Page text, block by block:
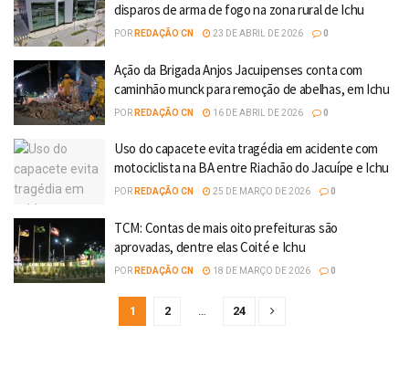
disparos de arma de fogo na zona rural de Ichu
POR REDAÇÃO CN 23 DE ABRIL DE 2026 0
Ação da Brigada Anjos Jacuipenses conta com
caminhão munck para remoção de abelhas, em Ichu
POR REDAÇÃO CN 16 DE ABRIL DE 2026 0
Uso do capacete evita tragédia em acidente com
motociclista na BA entre Riachão do Jacuípe e Ichu
POR REDAÇÃO CN 25 DE MARÇO DE 2026 0
TCM: Contas de mais oito prefeituras são
aprovadas, dentre elas Coité e Ichu
POR REDAÇÃO CN 18 DE MARÇO DE 2026 0
1 2 … 24